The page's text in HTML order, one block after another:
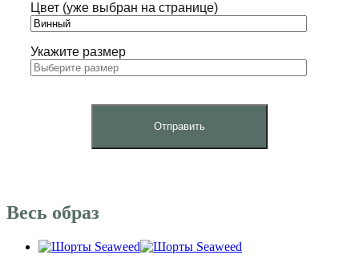
Цвет (уже выбран на странице)
Укажите размер
Весь образ